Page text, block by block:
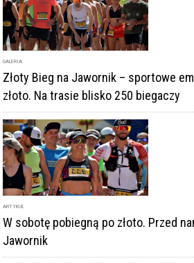
GALERIA
Złoty Bieg na Jawornik – sportowe
złoto. Na trasie blisko 250 biegaczy
ARTYKUŁ
W sobotę pobiegną po złoto. Przed
Jawornik